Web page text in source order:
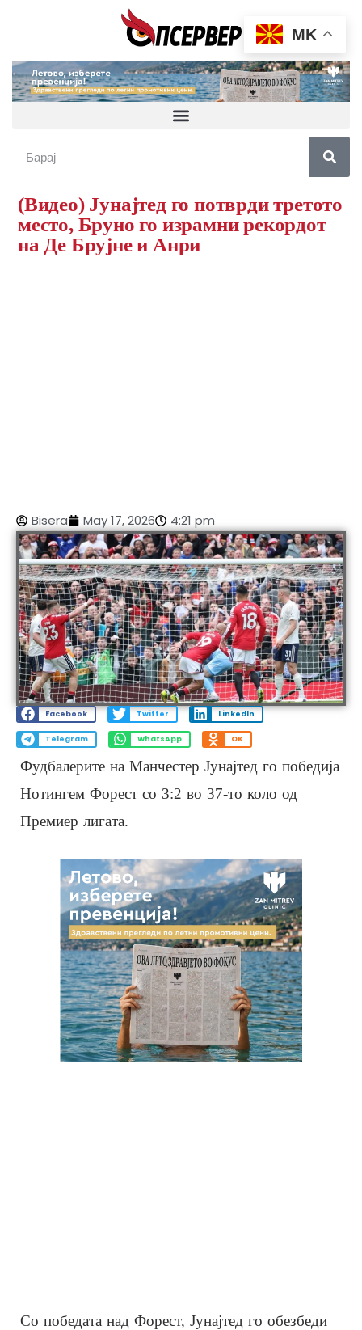
(Видео) Јунајтед го потврди третото
место, Бруно го израмни рекордот
на Де Брујне и Анри
Bisera May 17, 2026 4:21 pm
Facebook Twitter LinkedIn
Telegram WhatsApp OK
Фудбалерите на Манчестер Јунајтед го победија
Нотингем Форест со 3:2 во 37-то коло од
Премиер лигата.
Со победата над Форест, Јунајтед го обезбеди
MK